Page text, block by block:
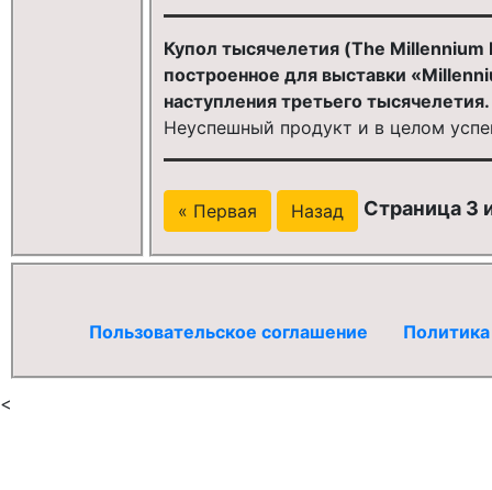
Купол тысячелетия (The
построенное для выставки
наступления третьего
Неуспешный продукт и в целом
« Первая Назад Страница 3
Пользовательское соглашение
<